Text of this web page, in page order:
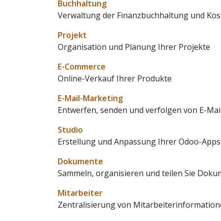
Buchhaltung
Verwaltung der Finanzbuchhaltung und
Projekt
Organisation und Planung Ihrer Projekte
E-Commerce
Online-Verkauf Ihrer Produkte
E-Mail-Marketing
Entwerfen, senden und verfolgen von E-
Studio
Erstellung und Anpassung Ihrer Odoo-Apps
Dokumente
Sammeln, organisieren und teilen Sie
Mitarbeiter
Zentralisierung von